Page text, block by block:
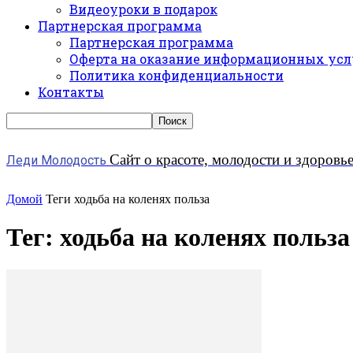
Видеоуроки в подарок
Партнерская программа
Партнерская программа
Оферта на оказание информационных
Политика конфиденциальности
Контакты
Леди Молодость Сайт о красоте, молодости и здоровье
Домой Теги ходьба на коленях польза
Тег: ходьба на коленях польза